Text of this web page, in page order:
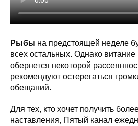
Рыбы на предстоящей неделе
всех остальных. Однако
обернется некоторой
рекомендуют остерегаться
обещаний.
Для тех, кто хочет получить
наставления, Пятый канал